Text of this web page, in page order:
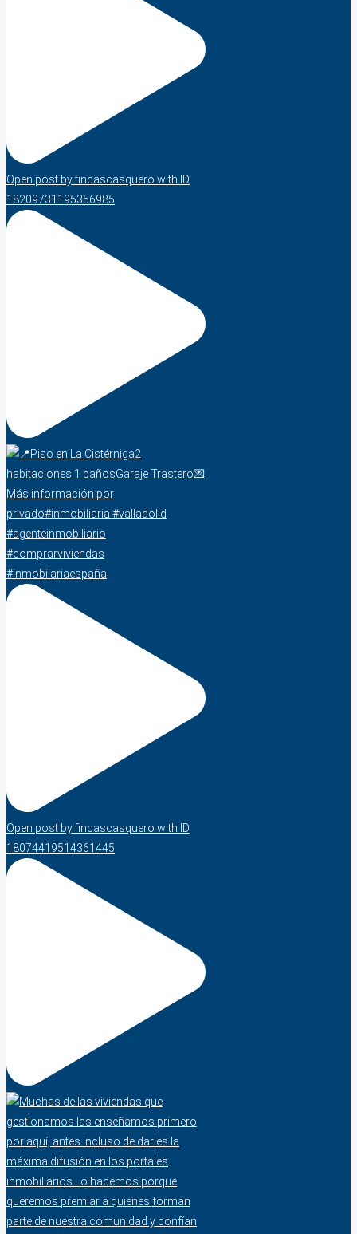
Open post by fincascasquero with ID
18209731195356985
Open post by fincascasquero with ID
18074419514361445